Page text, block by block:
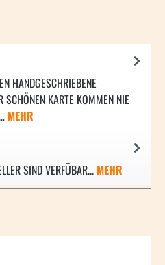
HANDGESCHRIEBENE
KARTE KOMMEN NIE A
MEHR
SIND VERFÜBAR... MEHR